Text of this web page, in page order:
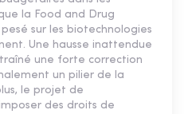
la Food and Drug
sur les biotechnologies
Une hausse inattendue
une forte correction
un pilier de la
le projet de
des droits de